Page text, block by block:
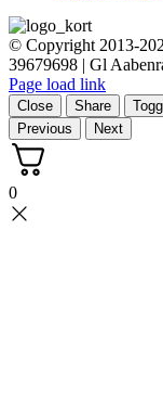
© Copyright 2013-
39679698 | Gl
Page load link
Close Share
Previous
Next
0